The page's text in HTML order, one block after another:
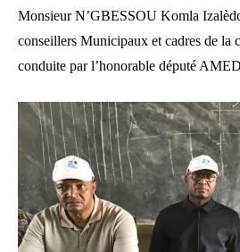
Monsieur N’GBESSOU Komla
conseillers Municipaux et cadres de la
conduite par l’honorable député